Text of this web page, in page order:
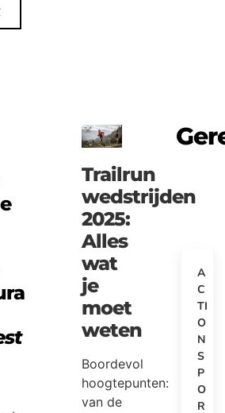
Trailrun
wedstrijden
2025:
Alles
wat
je
moet
weten
Boordevol
hoogtepunten:
van de
A
C
TI
O
N
S
P
O
R